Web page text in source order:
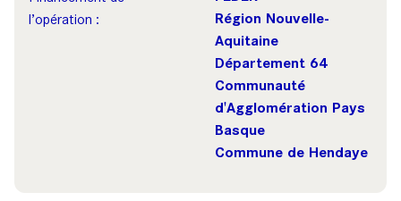
l’opération :
Région Nouvelle-
Aquitaine
Département 64
Communauté
d'Agglomération Pays
Basque
Commune de Hendaye